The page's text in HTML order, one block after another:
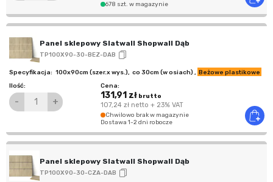
678 szt. w magazynie
Panel sklepowy Slatwall Shopwall Dąb
TP100X90-30-BEZ-DAB
100x90cm (szer.x wys.), co 30cm (w osiach) , Beżowe plastikowe
- +
131,91 złbrutto
107,24 złnetto + 23% VAT
Chwilowo brak w magazynie
Dostawa 1-2 dni robocze
Panel sklepowy Slatwall Shopwall Dąb
TP100X90-30-CZA-DAB